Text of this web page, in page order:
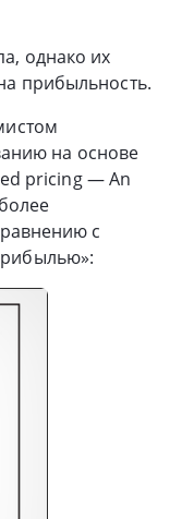
однако их
прибыльность.
на основе
pricing — An
с